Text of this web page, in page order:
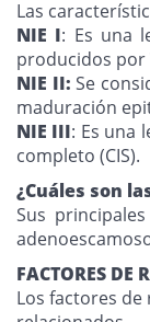
Las
NIE I: Es una
producidos por
NIE II: Se
maduración
NIE III: Es una
completo (CIS).
¿Cuáles son
Sus
FACTORES DE
Los factores